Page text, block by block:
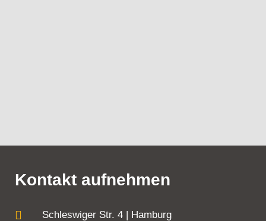
Kontakt aufnehmen
Schleswiger Str. 4 | Hamburg